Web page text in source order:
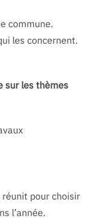
commune.
les concernent.
sur les thèmes
réunit pour choisir
l’année.